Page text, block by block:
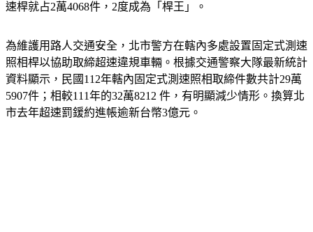
速桿就占2萬4068件，2度成為「桿王」。
為維護用路人交通安全，北市警方在轄內多處設置固定式測速
照相桿以協助取締超速違規車輛。根據交通警察大隊最新統計
資料顯示，民國112年轄內固定式測速照相取締件數共計29萬
5907件；相較111年的32萬8212 件，有明顯減少情形。換算北
市去年超速罰鍰約進帳逾新台幣3億元。